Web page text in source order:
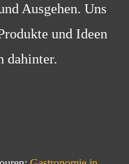
Ausgehen. Uns
und Ideen
dahinter.